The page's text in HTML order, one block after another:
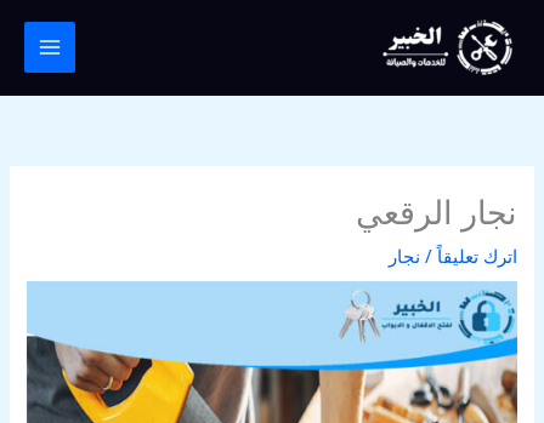
المحتوى
نجار الرقعي
اترك تعليقاً / نجار